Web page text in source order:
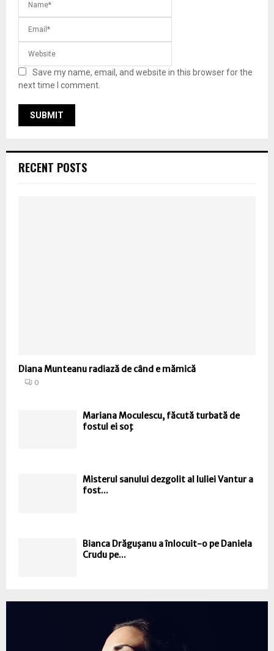
Save my name, email, and website in this browser for the
next time I comment.
RECENT POSTS
Diana Munteanu radiază de când e mămică
0
Mariana Moculescu, făcută turbată de
fostul ei soţ
Misterul sanului dezgolit al Iuliei Vantur a
fost...
Bianca Drăguşanu a înlocuit-o pe Daniela
Crudu pe...